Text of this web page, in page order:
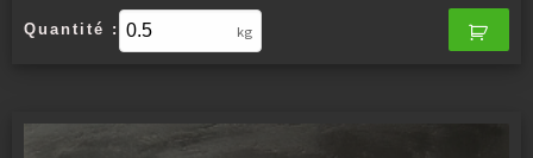
Quantité : kg